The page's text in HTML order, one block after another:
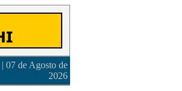
| 07 de Agosto de
2026